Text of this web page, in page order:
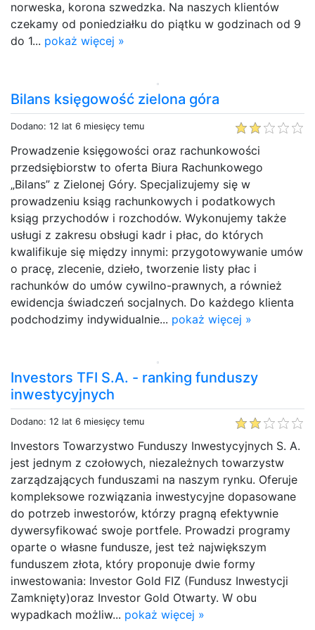
norweska, korona szwedzka. Na naszych klientów
czekamy od poniedziałku do piątku w godzinach od 9
do 1... pokaż więcej »
Bilans księgowość zielona góra
Dodano: 12 lat 6 miesięcy temu
Prowadzenie księgowości oraz rachunkowości
przedsiębiorstw to oferta Biura Rachunkowego
„Bilans” z Zielonej Góry. Specjalizujemy się w
prowadzeniu ksiąg rachunkowych i podatkowych
ksiąg przychodów i rozchodów. Wykonujemy także
usługi z zakresu obsługi kadr i płac, do których
kwalifikuje się między innymi: przygotowywanie umów
o pracę, zlecenie, dzieło, tworzenie listy płac i
rachunków do umów cywilno-prawnych, a również
ewidencja świadczeń socjalnych. Do każdego klienta
podchodzimy indywidualnie... pokaż więcej »
Investors TFI S.A. - ranking funduszy
inwestycyjnych
Dodano: 12 lat 6 miesięcy temu
Investors Towarzystwo Funduszy Inwestycyjnych S. A.
jest jednym z czołowych, niezależnych towarzystw
zarządzających funduszami na naszym rynku. Oferuje
kompleksowe rozwiązania inwestycyjne dopasowane
do potrzeb inwestorów, którzy pragną efektywnie
dywersyfikować swoje portfele. Prowadzi programy
oparte o własne fundusze, jest też największym
funduszem złota, który proponuje dwie formy
inwestowania: Investor Gold FIZ (Fundusz Inwestycji
Zamknięty)oraz Investor Gold Otwarty. W obu
wypadkach możliw... pokaż więcej »